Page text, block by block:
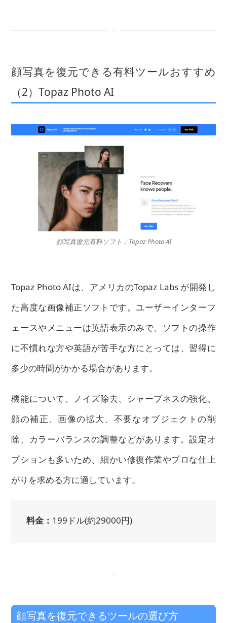
顔写真を復元できる有料ツールおすすめ
（2）Topaz Photo AI
顔写真復元有料ソフト：Topaz Photo AI
Topaz Photo AIは、アメリカのTopaz Labs が開発し
た高度な画像補正ソフトです。ユーザーインターフ
ェースやメニューは英語表示のみで、ソフトの操作
に不慣れな方や英語が苦手な方にとっては、習得に
多少の時間がかかる場合があります。
機能について、ノイズ除去、シャープネスの強化、
顔の補正、画像の拡大、不要なオブジェクトの削
除、カラーバランスの調整などがあります。設定オ
プションも多いため、細かい修復作業やプロな仕上
がりを求める方に適しています。
料金： 199ドル(約29000円)
顔写真を復元できるツールの選び方